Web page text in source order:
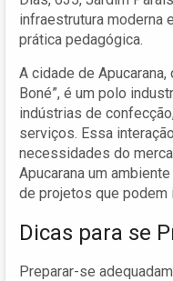
infraestrutura moderna
prática pedagógica.
A cidade de Apucarana,
Boné”, é um polo
indústrias de
serviços. Essa
necessidades do
Apucarana um
de projetos que podem
Dicas para se
Preparar-se